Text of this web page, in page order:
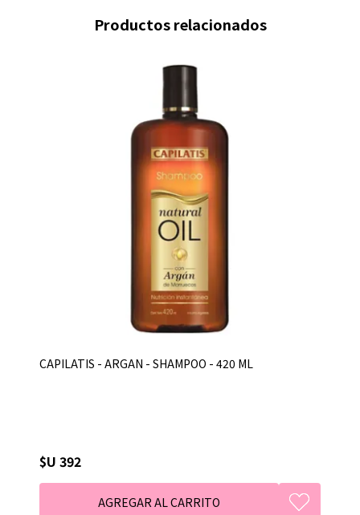
Productos relacionados
CAPILATIS - ARGAN - SHAMPOO - 420 ML
$U 392